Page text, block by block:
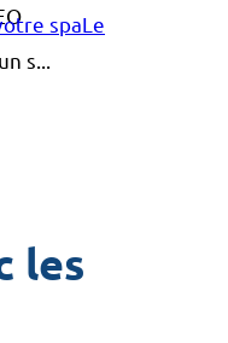
spaLe
s...
les